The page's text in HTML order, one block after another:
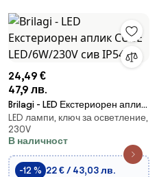
24,49 €
47,9 лв.
Brilagi - LED Екстериорен аплик
CUBE LED/6W/230V сив IP54
LED лампи, ключ за осветление,
230V
В наличност
-12 % 22 € / 43,03 лв.